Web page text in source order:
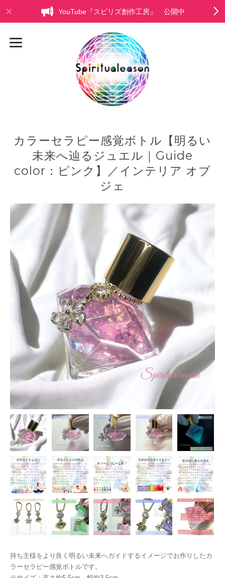
YouTube『スピリズ創作工房』 公開中
カラーセラピー感覚ボトル【明るい
未来へ辿るジュエル｜Guide
color：ピンク】／インテリア オブ
ジェ
持ち主様をより良く明るい未来へガイドするイメージでお作りしたカ
ラーセラピー感覚ボトルです。